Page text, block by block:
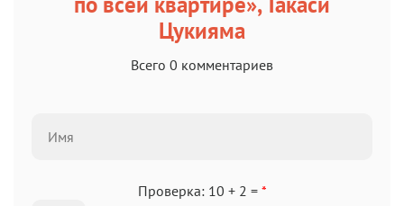
Цукияма
Всего 0 комментариев
Проверка: 10 + 2 = *